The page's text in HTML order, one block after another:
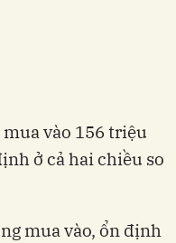
mua vào 156 triệu
ở cả hai chiều so
mua vào, ổn định